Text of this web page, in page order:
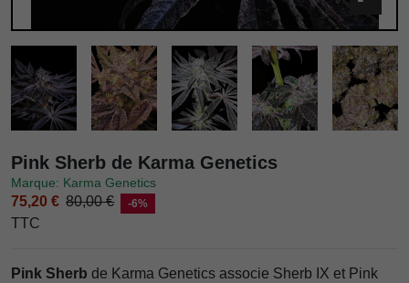
Pink Sherb de Karma Genetics
Marque: Karma Genetics
75,20 € 80,00 € -6%
TTC
Pink Sherb de Karma Genetics associe Sherb IX et Pink